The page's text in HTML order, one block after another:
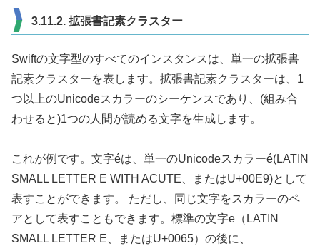
3.11.2. 拡張書記素クラスター
Swiftの文字型のすべてのインスタンスは、単一の拡張書
記素クラスターを表します。拡張書記素クラスターは、1
つ以上のUnicodeスカラーのシーケンスであり、(組み合
わせると)1つの人間が読める文字を生成します。
これが例です。文字éは、単一のUnicodeスカラーé(LATIN
SMALL LETTER E WITH ACUTE、またはU+00E9)として
表すことができます。 ただし、同じ文字をスカラーのペ
アとして表すこともできます。標準の文字e（LATIN
SMALL LETTER E、またはU+0065）の後に、